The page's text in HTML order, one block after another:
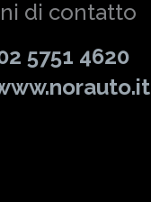
di contatto
5751 4620